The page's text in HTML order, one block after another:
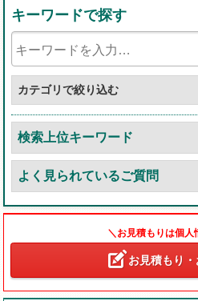
キーワードで探す
カテゴリで絞り込む
検索上位キーワード
よく見られているご質問
＼お見積もりは個人
お見積もり